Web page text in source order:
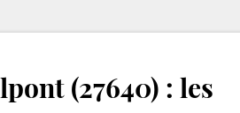
(27640) : les